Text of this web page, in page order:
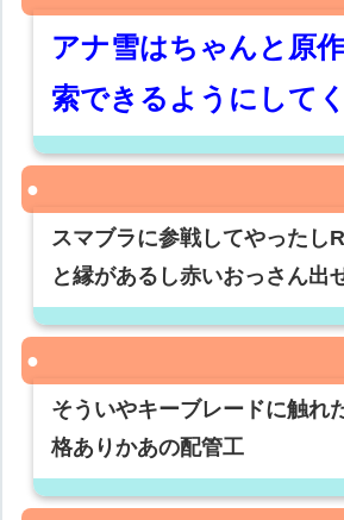
アナ雪はちゃんと原
索できるようにして
スマブラに参戦してやったし
と縁があるし赤いおっさん出
そういやキーブレードに触れ
格ありかあの配管工